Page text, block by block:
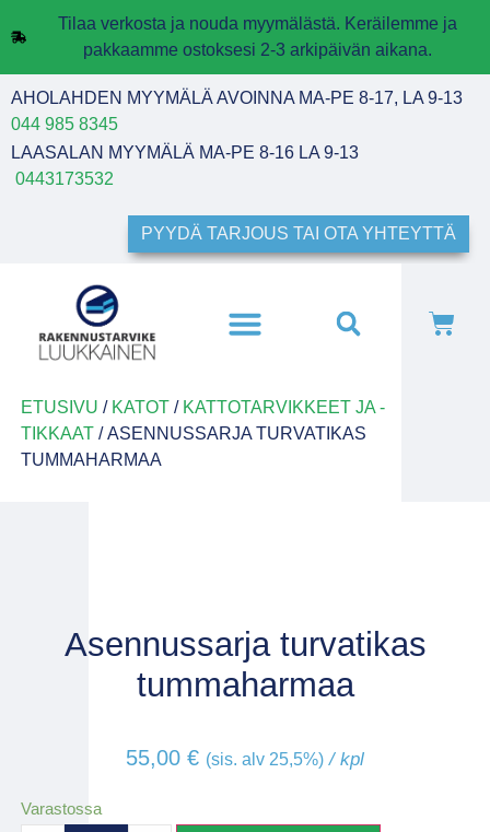
Tilaa verkosta ja nouda myymälästä. Keräilemme ja
pakkaamme ostoksesi 2-3 arkipäivän aikana.
AHOLAHDEN MYYMÄLÄ AVOINNA MA-PE 8-17, LA 9-13
044 985 8345
LAASALAN MYYMÄLÄ MA-PE 8-16 LA 9-13
0443173532
PYYDÄ TARJOUS TAI OTA YHTEYTTÄ
ETUSIVU / KATOT/ KATTOTARVIKKEET JA -
TIKKAAT/ ASENNUSSARJA TURVATIKAS
TUMMAHARMAA
Asennussarja turvatikas
tummaharmaa
55,00 € (sis. alv 25,5%) / kpl
Varastossa